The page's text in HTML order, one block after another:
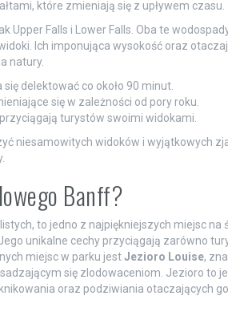
które zmieniają się z upływem czasu.
Upper Falls i Lower Falls. Oba te
Ich imponująca wysokość oraz
natury.
delektować co około 90 minut.
się w zależności od pory roku.
turystów swoimi widokami.
niesamowitych widoków i wyjątkowych
Banff?
to jedno z najpiękniejszych miejsc na
unikalne cechy przyciągają zarówno
miejsc w parku jestJezioro Louise,
się zlodowaceniom. Jezioro to
oraz podziwiania otaczających